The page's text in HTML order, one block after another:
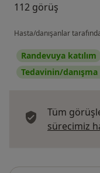
112 görüş
Hasta/danışanlar
Randevuya katılım
Tedavinin/
Tüm
sürecimiz